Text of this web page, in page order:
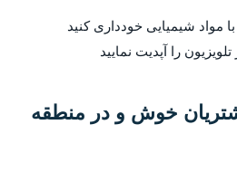
مواد شیمیایی خودداری کنید
را آپدیت نمایید
خوش و در منطقه